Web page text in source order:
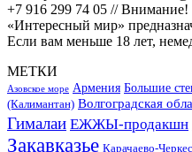
+7 916 299 74 05 //
«Интересный мир»
Если вам меньше 18 лет,
МЕТКИ
Азовское море Армения Большие
(Калимантан) Волгоградская
Гималаи ЕЖЖЫ-продакшн
Закавказье Карачаево-